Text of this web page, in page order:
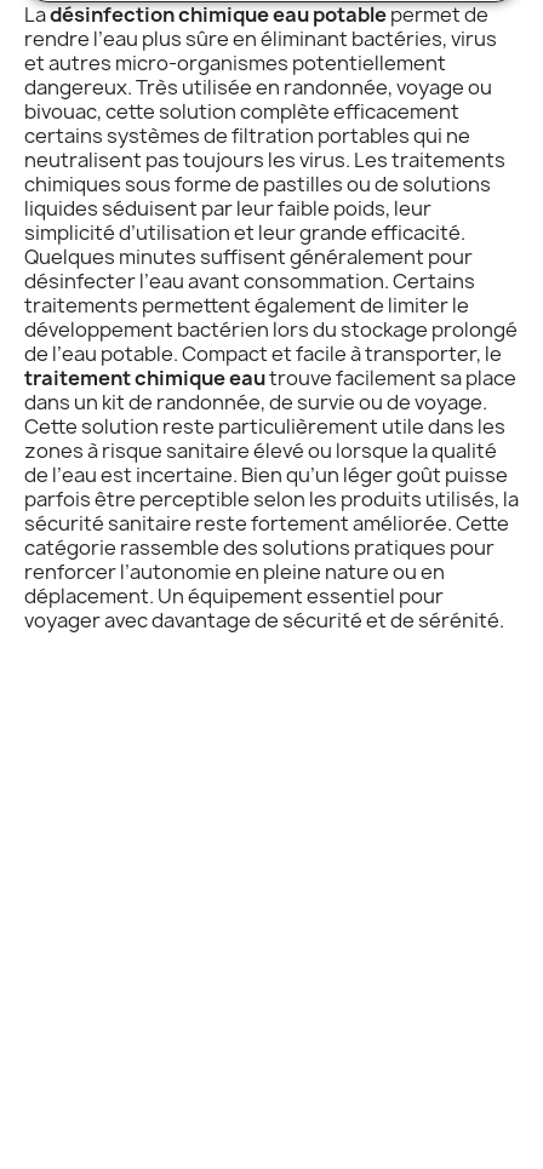
Ladésinfection chimique eau potablepermet de
rendre l’eau plus sûre en éliminant bactéries, virus
et autres micro-organismes potentiellement
dangereux. Très utilisée en randonnée, voyage ou
bivouac, cette solution complète efficacement
certains systèmes de filtration portables qui ne
neutralisent pas toujours les virus. Les traitements
chimiques sous forme de pastilles ou de solutions
liquides séduisent par leur faible poids, leur
simplicité d’utilisation et leur grande efficacité.
Quelques minutes suffisent généralement pour
désinfecter l’eau avant consommation. Certains
traitements permettent également de limiter le
développement bactérien lors du stockage prolongé
de l’eau potable. Compact et facile à transporter, le
traitement chimique eautrouve facilement sa place
dans un kit de randonnée, de survie ou de voyage.
Cette solution reste particulièrement utile dans les
zones à risque sanitaire élevé ou lorsque la qualité
de l’eau est incertaine. Bien qu’un léger goût puisse
parfois être perceptible selon les produits utilisés, la
sécurité sanitaire reste fortement améliorée. Cette
catégorie rassemble des solutions pratiques pour
renforcer l’autonomie en pleine nature ou en
déplacement. Un équipement essentiel pour
voyager avec davantage de sécurité et de sérénité.